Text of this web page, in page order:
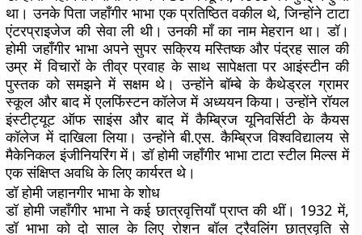
था। उनके पिता जहाँगीर भाभा एक प्रतिष्ठित वकील थे, जिन्होंने टाटा
एंटरप्राइजेज की सेवा ली थी। उनकी माँ का नाम मेहरान था। डॉ।
होमी जहाँगीर भाभा अपने सुपर सक्रिय मस्तिष्क और पंद्रह साल की
उम्र में विचारों के तीव्र प्रवाह के साथ सापेक्षता पर आइंस्टीन की
पुस्तक को समझने में सक्षम थे। उन्होंने बॉम्बे के कैथेड्रल ग्रामर
स्कूल और बाद में एलफिंस्टन कॉलेज में अध्ययन किया। उन्होंने रॉयल
इंस्टीट्यूट ऑफ साइंस और बाद में कैम्ब्रिज यूनिवर्सिटी के कैयस
कॉलेज में दाखिला लिया। उन्होंने बी.एस. कैम्ब्रिज विश्वविद्यालय से
मैकेनिकल इंजीनियरिंग में। डॉ होमी जहाँगीर भाभा टाटा स्टील मिल्स में
एक संक्षिप्त अवधि के लिए कार्यरत थे।
डॉ होमी जहानगीर भाभा के शोध
डॉ होमी जहाँगीर भाभा ने कई छात्रवृत्तियाँ प्राप्त की थीं। 1932 में,
डॉ भाभा को दो साल के लिए रोशन बॉल ट्रैवलिंग छात्रवृति से